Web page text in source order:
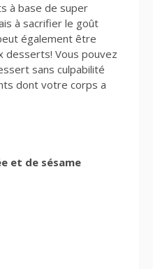
à base de super
à sacrifier le goût
également être
desserts! Vous pouvez
sans culpabilité
dont votre corps a
et de sésame